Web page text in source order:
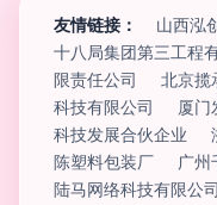
友情链接： 山西泓
十八局集团第三工程
限责任公司
北京揽
科技有限公司
厦门
科技发展合伙企业
陈塑料包装厂
广州
陆马网络科技有限公司